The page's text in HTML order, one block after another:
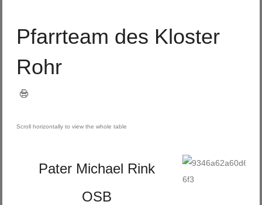
Pfarrteam des Kloster
Rohr
Pater Michael Rink
OSB